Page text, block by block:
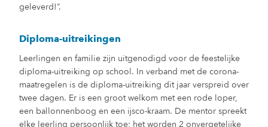
geleverd!”.
Diploma-uitreikingen
Leerlingen en familie zijn uitgenodigd voor de feestelijke
diploma-uitreiking op school. In verband met de corona-
maatregelen is de diploma-uitreiking dit jaar verspreid over
twee dagen. Er is een groot welkom met een rode loper,
een ballonnenboog en een ijsco-kraam. De mentor spreekt
elke leerling persoonlijk toe; het worden 2 onvergetelijke